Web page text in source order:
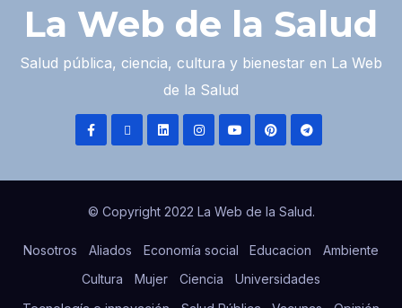
La Web de la Salud
Salud pública, ciencia, cultura y bienestar en La Web
de la Salud
© Copyright 2022 La Web de la Salud.
Nosotros Aliados Economía social Educacion
Ambiente
Cultura
Mujer Ciencia
Universidades